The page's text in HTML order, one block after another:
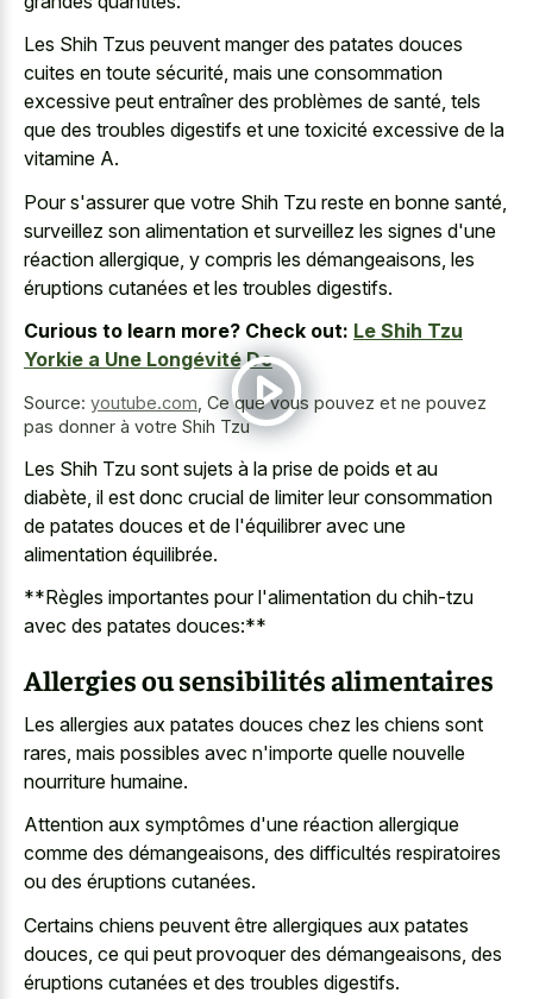
Les Shih Tzus peuvent manger des patates douces
cuites en toute sécurité, mais une consommation
excessive peut entraîner des problèmes de santé, tels
que des troubles digestifs et une toxicité excessive de la
vitamine A.
Pour s'assurer que votre Shih Tzu reste en bonne santé,
surveillez son alimentation et surveillez les signes d'une
réaction allergique, y compris les démangeaisons, les
éruptions cutanées et les troubles digestifs.
Curious to learn more? Check out: Le Shih Tzu
Yorkie a Une Longévité De
Source: youtube.com Ce que vous pouvez et ne pouvez
pas donner à votre Shih Tzu
Les Shih Tzu sont sujets à la prise de poids et au
diabète, il est donc crucial de limiter leur consommation
de patates douces et de l'équilibrer avec une
alimentation équilibrée.
**Règles importantes pour l'alimentation du chih-tzu
avec des patates douces:**
Allergies ou sensibilités alimentaires
Les allergies aux patates douces chez les chiens sont
rares, mais possibles avec n'importe quelle nouvelle
nourriture humaine.
Attention aux symptômes d'une réaction allergique
comme des démangeaisons, des difficultés respiratoires
ou des éruptions cutanées.
Certains chiens peuvent être allergiques aux patates
douces, ce qui peut provoquer des démangeaisons, des
éruptions cutanées et des troubles digestifs.